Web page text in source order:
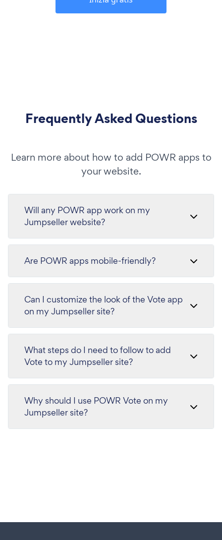
Frequently Asked Questions
Learn more about how to add POWR apps to
your website.
Will any POWR app work on my
Jumpseller website?
Are POWR apps mobile-friendly?
Can I customize the look of the Vote app
on my Jumpseller site?
What steps do I need to follow to add
Vote to my Jumpseller site?
Why should I use POWR Vote on my
Jumpseller site?